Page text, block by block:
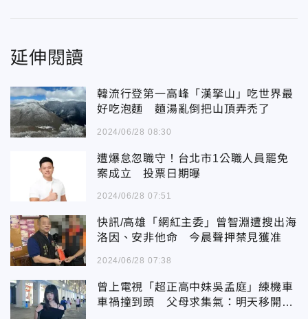
延伸閱讀
韓流行登第一高峰「漢拏山」吃世界最
好吃泡麵 麵湯亂倒把山頂弄禿了
2024/06/28 08:30
遭爆怠忽職守！台北市1公職人員罷免
案成立 投票日期曝
2024/06/28 07:51
快訊/高雄「網紅主委」曾智淵遭搜出海
洛因、安非他命 今晨聲押禁見獲准
2024/06/28 07:38
曾上電視「超正高中妹吳孟庭」練機車
車禍撞到頭 父母求集氣：明天移開呼